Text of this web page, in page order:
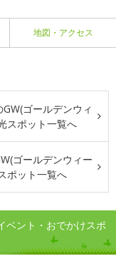
地図・アクセス
GW(ゴールデンウィ
スポット一覧へ
ゴールデンウィー
ポット一覧へ
ベント・おでかけスポ